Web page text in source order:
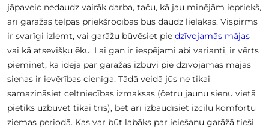
jāpaveic nedaudz vairāk darba, taču, kā jau minējām iepriekš,
arī garāžas telpas priekšrocības būs daudz lielākas. Vispirms
ir svarīgi izlemt, vai garāžu būvēsiet pie dzīvojamās mājas
vai kā atsevišķu ēku. Lai gan ir iespējami abi varianti, ir vērts
pieminēt, ka ideja par garāžas izbūvi pie dzīvojamās mājas
sienas ir ievērības cienīga. Tādā veidā jūs ne tikai
samazināsiet celtniecības izmaksas (četru jaunu sienu vietā
pietiks uzbūvēt tikai trīs), bet arī izbaudīsiet izcilu komfortu
ziemas periodā. Kas var būt labāks par ieiešanu garāžā tieši